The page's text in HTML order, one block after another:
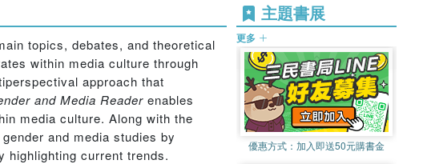
topics, debates, and theoretical
within media culture through
approach that
and Media Reader enables
media culture. Along with the
and media studies by
highlighting current trends.
主題書展
更多
優惠方式： 加入即送50元購書金